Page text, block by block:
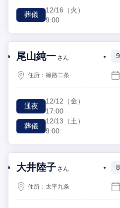
葬儀
12/16 （火）
9:00
尾山純一 さん
住所：篠路二条
通夜
12/12 （金）
17:00
葬儀
12/13 （土）
9:00
大井陸子 さん
住所：太平九条